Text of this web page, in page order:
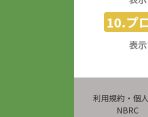
10.プ
表
利用規約・個
NBRC